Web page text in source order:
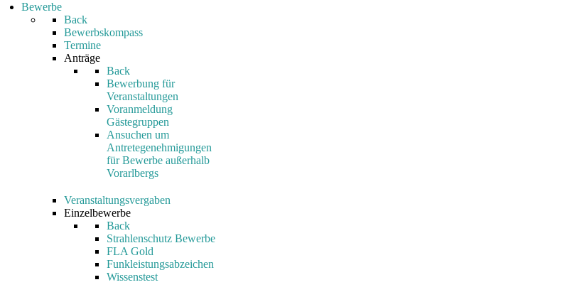
Bewerbe
Back
Bewerbskompass
Termine
Anträge
Back
Bewerbung für
Veranstaltungen
Voranmeldung
Gästegruppen
Ansuchen um
Antretegenehmigungen
für Bewerbe außerhalb
Vorarlbergs
Veranstaltungsvergaben
Einzelbewerbe
Back
Strahlenschutz Bewerbe
FLA Gold
Funkleistungsabzeichen
Wissenstest